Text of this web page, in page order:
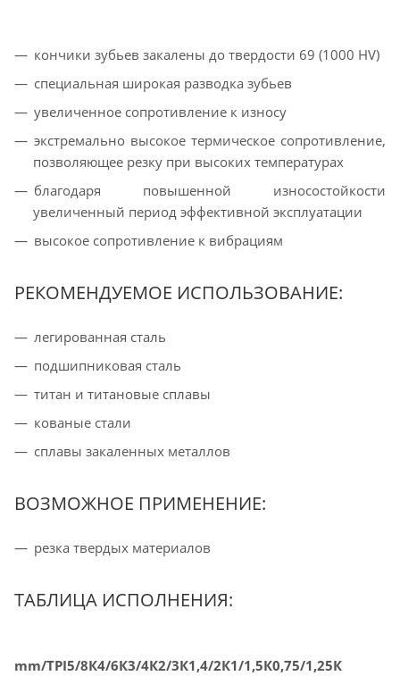
кончики зубьев закалены до твердости 69 (1000 HV)
специальная широкая разводка зубьев
увеличенное сопротивление к износу
экстремально высокое термическое сопротивление,
позволяющее резку при высоких температурах
благодаря повышенной износостойкости
увеличенный период эффективной эксплуатации
высокое сопротивление к вибрациям
РЕКОМЕНДУЕМОЕ ИСПОЛЬЗОВАНИЕ:
легированная сталь
подшипниковая сталь
титан и титановые сплавы
кованые стали
сплавы закаленных металлов
ВОЗМОЖНОЕ ПРИМЕНЕНИЕ:
резка твердых материалов
ТАБЛИЦА ИСПОЛНЕНИЯ:
mm/TPI5/8К4/6К3/4К2/3К1,4/2К1/1,5К0,75/1,25К